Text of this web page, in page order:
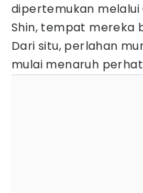
dipertemukan melalui
Shin, tempat mereka
Dari situ, perlahan
mulai menaruh